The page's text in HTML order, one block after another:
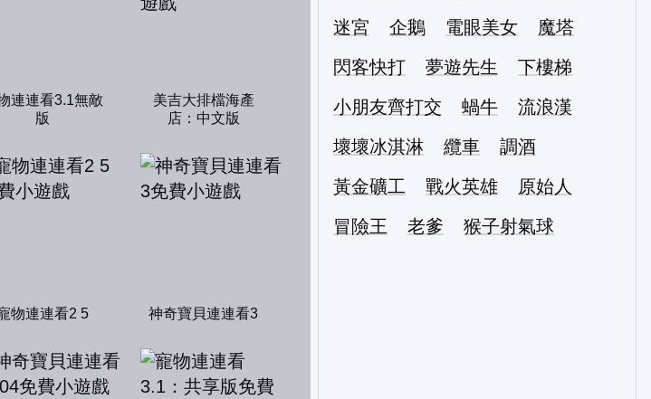
連連看3.1無敵
版
美吉大排檔海產
店：中文版
物連連看2 5 神奇寶貝連連看3
迷宮
企鵝 電眼美女
魔塔
閃客快打
夢遊先生
下樓梯
小朋友齊打交
蝸牛
流浪漢
壞壞冰淇淋
纜車
調酒
黃金礦工
戰火英雄
原始人
冒險王
老爹 猴子射氣球